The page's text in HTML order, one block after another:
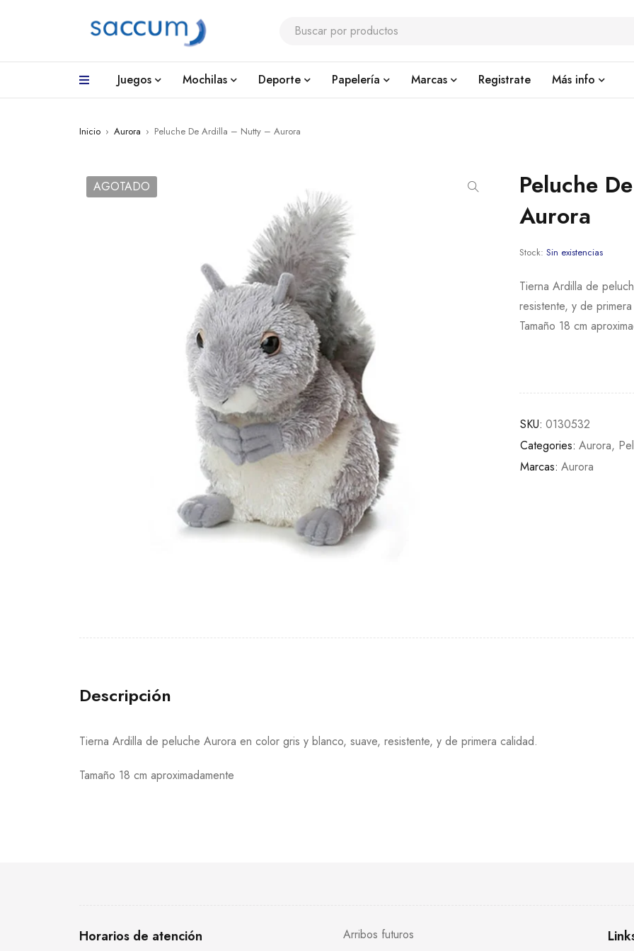
Juegos Mochilas Deporte Papelería Marcas Registrate Más info
Inicio › Aurora › Peluche De Ardilla – Nutty – Aurora
AGOTADO
Peluche
Aurora
Stock: Sin existencias
Tierna Ardilla de
resistente, y de
Tamaño 18 cm
SKU: 0130532
Categories: Aurora,
Marcas: Aurora
Descripción
Tierna Ardilla de peluche Aurora en color gris y blanco, suave, resistente, y de primera calidad.
Tamaño 18 cm aproximadamente
Horarios de atención
Arribos futuros